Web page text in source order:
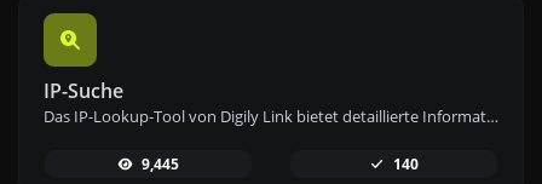
IP-Suche
Das IP-Lookup-Tool von Digily Link bietet detaillierte Informationen zu jeder IP-Adresse. Nutzen Sie diesen kostenlosen Online-Dienst, um umfassende IP-Daten zu erhalten.
9,445 140